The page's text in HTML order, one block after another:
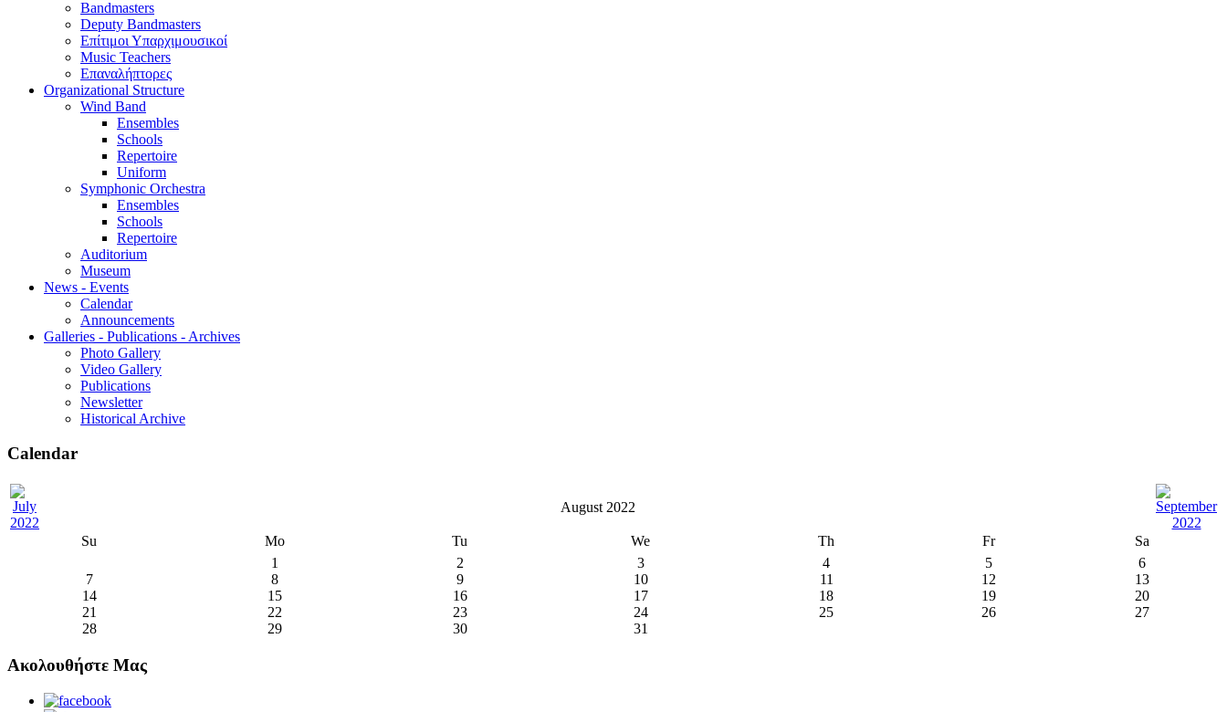
Bandmasters
Deputy Bandmasters
Επίτιμοι Υπαρχιμουσικοί
Music Teachers
Επαναλήπτορες
Organizational Structure
Wind Band
Ensembles
Schools
Repertoire
Uniform
Symphonic Orchestra
Ensembles
Schools
Repertoire
Auditorium
Museum
News - Events
Calendar
Announcements
Galleries - Publications - Archives
Photo Gallery
Video Gallery
Publications
Newsletter
Historical Archive
Calendar
August 2022
Su Mo Tu We Th Fr
Sa
1
2 3 4 5
6
7
8 9 10 11 12
13
14
15 16 17 18 19
20
21
22 23 24 25 26
27
28
29 30 31
Ακολουθήστε Μας